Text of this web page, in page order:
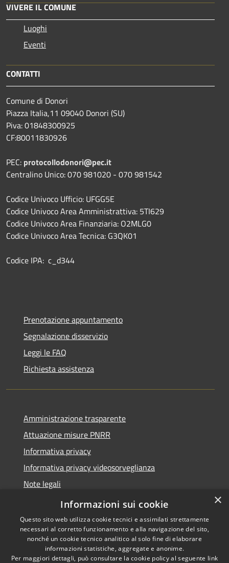
VIVERE IL COMUNE
Luoghi
Eventi
CONTATTI
Comune di Donori
Piazza Italia,11 09040 Donori (SU)
Piva: 01848300925
CF:80011830926
PEC: protocollodonori@pec.it
Centralino Unico: 070 981020 - 070 981542
Codice Univoco Ufficio: UFGG5E
Codice Univoco Area Amministrattiva: 5TI629
Codice Univoco Area Finanziaria: O2MLG0
Codice Univoco Area Tecnica: G3QK01
Codice IPA: c_d344
Prenotazione appuntamento
Segnalazione disservizio
Leggi le FAQ
Richiesta assistenza
Amministrazione trasparente
Attuazione misure PNRR
Informativa privacy
Informativa privacy videosorveglianza
Note legali
Dichiarazione di accessibilità
Copyright © 2026 • Comune di
×
Informazioni sui cookie
Questo sito web utilizza cookie tecnici e assimilati strettamente
necessari al corretto funzionamento e alla navigazione del sito,
nonché un cookie tecnico analitico al solo fine di elaborare
informazioni statistiche, aggregate e anonime.
Per maggiori dettagli, può consultare la cookie policy al seguente link